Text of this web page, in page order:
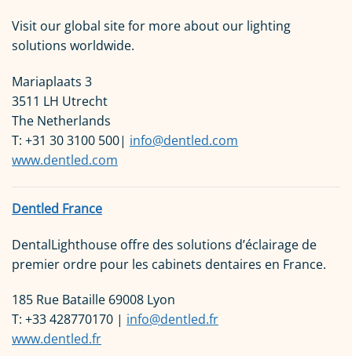
Visit our global site for more about our lighting
solutions worldwide.
Mariaplaats 3
3511 LH Utrecht
The Netherlands
T: +31 30 3100 500| info@dentled.com
www.dentled.com
Dentled France
DentalLighthouse offre des solutions d’éclairage de
premier ordre pour les cabinets dentaires en France.
185 Rue Bataille 69008 Lyon
T: +33 428770170 | info@dentled.fr
www.dentled.fr